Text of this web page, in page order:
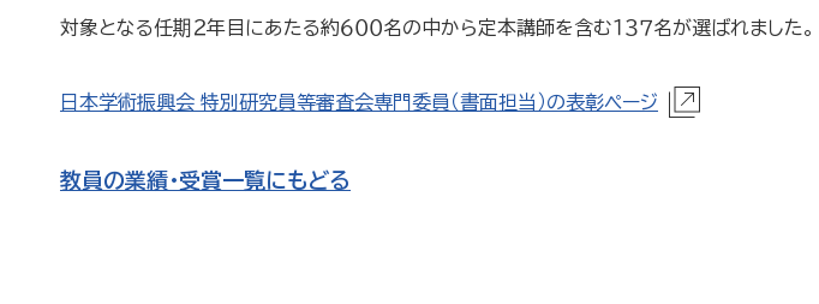
対象となる任期２年目にあたる約６００名の中から定本講師を含む１３７名が選ばれました。
日本学術振興会 特別研究員等審査会専門委員（書面担当）の表彰ページ
教員の業績・受賞一覧にもどる